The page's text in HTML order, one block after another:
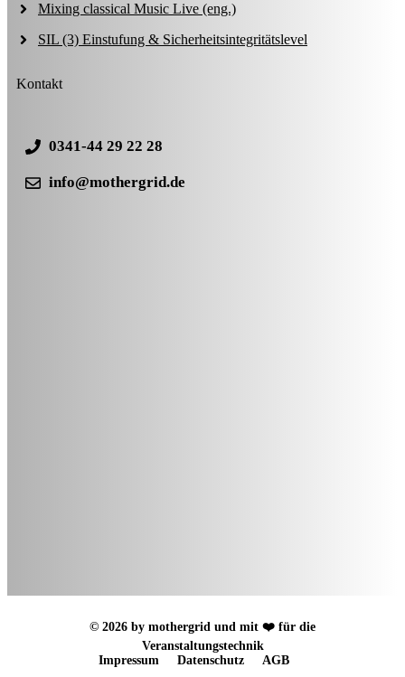
Mixing classical Music Live (eng.)
SIL (3) Einstufung & Sicherheitsintegritätslevel
Kontakt
0341-44 29 22 28
info@mothergrid.de
© 2026 by mothergrid und mit ❤️ für die
Veranstaltungstechnik
Impressum
Datenschutz AGB